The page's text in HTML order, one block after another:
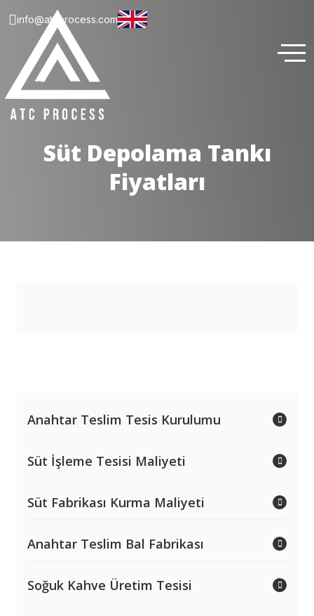
info@atcprocess.com
Süt Depolama Tankı
Fiyatları
Anahtar Teslim Tesis Kurulumu
Süt İşleme Tesisi Maliyeti
Süt Fabrikası Kurma Maliyeti
Anahtar Teslim Bal Fabrikası
Soğuk Kahve Üretim Tesisi